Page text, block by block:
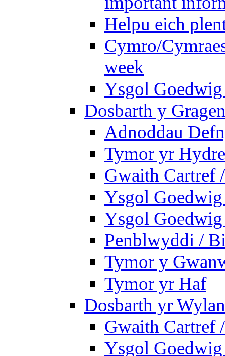
Helpu eich
Cymro/
week
Ysgol
Dosbarth y
Adnoddau
Tymor yr
Gwaith Cartref
Ysgol
Ysgol
Penblwyddi /
Tymor y
Tymor yr Haf
Dosbarth yr
Gwaith Cartref
Ysgol